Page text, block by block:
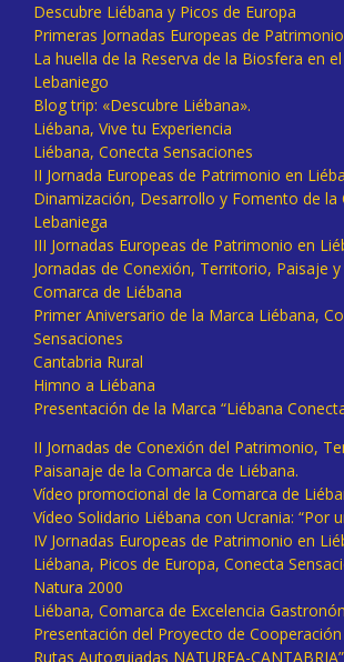
Descubre Liébana y Picos de Europa
Primeras Jornadas Europeas de
La huella de la Reserva de la Biosfera en
Lebaniego
Blog trip: «Descubre Liébana».
Liébana, Vive tu Experiencia
Liébana, Conecta Sensaciones
II Jornada Europeas de Patrimonio en
Dinamización, Desarrollo y Fomento de la
Lebaniega
III Jornadas Europeas de Patrimonio en
Jornadas de Conexión, Territorio, Paisaje
Comarca de Liébana
Primer Aniversario de la Marca Liébana,
Sensaciones
Cantabria Rural
Himno a Liébana
Presentación de la Marca “Liébana
II Jornadas de Conexión del Patrimonio,
Paisanaje de la Comarca de Liébana.
Vídeo promocional de la Comarca de
Vídeo Solidario Liébana con Ucrania: “Por
IV Jornadas Europeas de Patrimonio en
Liébana, Picos de Europa, Conecta
Natura 2000
Liébana, Comarca de Excelencia
Presentación del Proyecto de Cooperación
Rutas Autoguiadas NATUREA-CANTABRIA”